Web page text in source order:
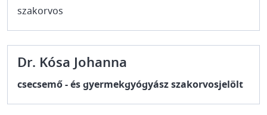
szakorvos
Dr. Kósa Johanna
csecsemő - és gyermekgyógyász szakorvosjelölt